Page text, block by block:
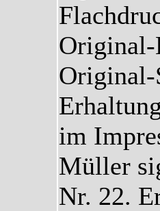
Original-
Original-
im
Müller
Nr. 22.